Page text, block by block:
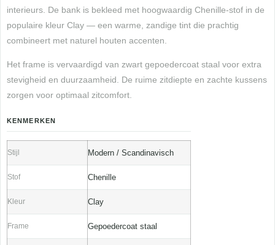
interieurs. De bank is bekleed met hoogwaardig Chenille-stof in de
populaire kleur Clay — een warme, zandige tint die prachtig
combineert met naturel houten accenten.
Het frame is vervaardigd van zwart gepoedercoat staal voor extra
stevigheid en duurzaamheid. De ruime zitdiepte en zachte kussens
zorgen voor optimaal zitcomfort.
KENMERKEN
Stijl Modern / Scandinavisch
Stof Chenille
Kleur Clay
Frame Gepoedercoat staal